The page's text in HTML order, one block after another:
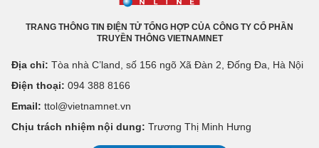
TRANG THÔNG TIN ĐIỆN TỬ TỔNG HỢP CỦA CÔNG TY CỔ PHẦN
TRUYỀN THÔNG VIETNAMNET
Địa chỉ: Tòa nhà C’land, số 156 ngõ Xã Đàn 2, Đống Đa, Hà Nội
Điện thoại: 094 388 8166
Email: ttol@vietnamnet.vn
Chịu trách nhiệm nội dung: Trương Thị Minh Hưng